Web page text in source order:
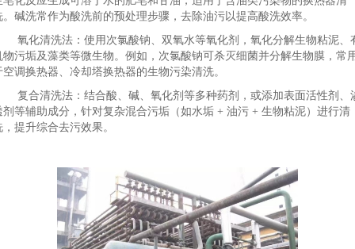
。碱洗常作为酸洗前的预处理步骤，去除油污以提高酸洗效率。
氧化清洗法：使用次氯酸钠、双氧水等氧化剂，氧化分解生物粘泥、
物污垢及藻类等微生物。例如，次氯酸钠可杀灭细菌并分解生物膜，常
空调换热器、冷却塔换热器的生物污染清洗。
复合清洗法：结合酸、碱、氧化剂等多种药剂，或添加表面活性剂、
剂等辅助成分，针对复杂混合污垢（如水垢 + 油污 + 生物粘泥）进行清
，提升综合去污效果。